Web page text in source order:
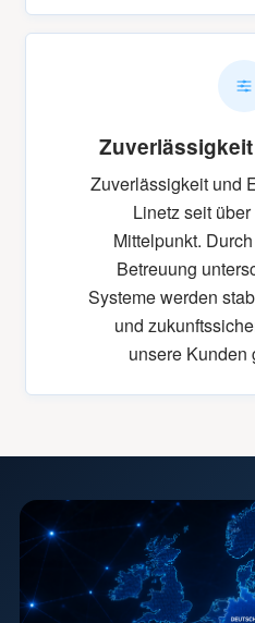
Zuverlässigkeit und
Linetz seit
Mittelpunkt.
Betreuung
Systeme werden
und
unsere Kunden